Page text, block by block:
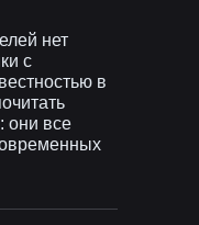
нет
с
в
они все